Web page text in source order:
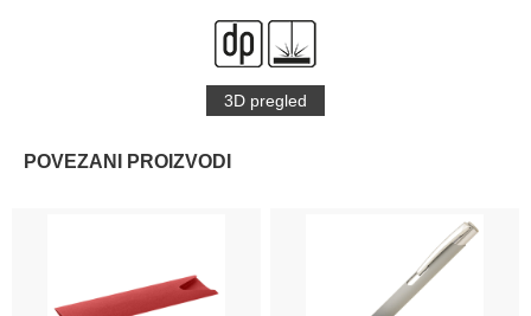
3D pregled
POVEZANI PROIZVODI